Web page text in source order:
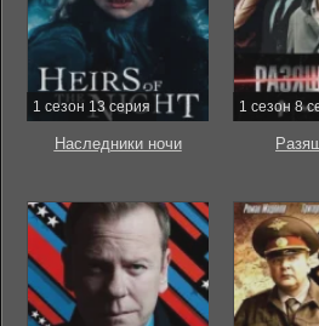
1 сезон 13 серия
Наследники ночи
1 сезон 8